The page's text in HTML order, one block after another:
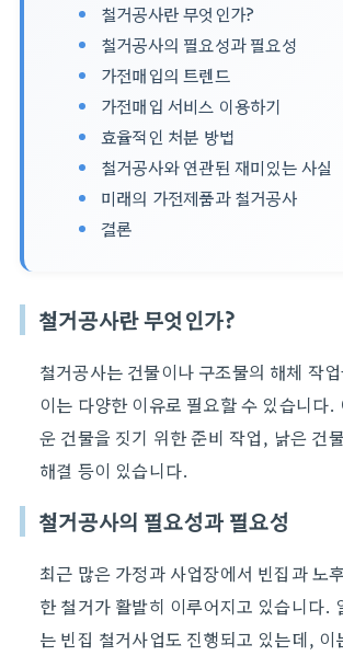
철거공사란 무엇인가?
철거공사의 필요성과 필요성
가전매입의 트렌드
가전매입 서비스 이용하기
효율적인 처분 방법
철거공사와 연관된 재미있는 사실
미래의 가전제품과 철거공사
결론
철거공사란 무엇인가?
철거공사는 건물이나 구조물의 해체 작
이는 다양한 이유로 필요할 수 있습니다.
운 건물을 짓기 위한 준비 작업, 낡은 건
해결 등이 있습니다.
철거공사의 필요성과 필요성
최근 많은 가정과 사업장에서 빈집과 노
한 철거가 활발히 이루어지고 있습니다.
는 빈집 철거사업도 진행되고 있는데, 이